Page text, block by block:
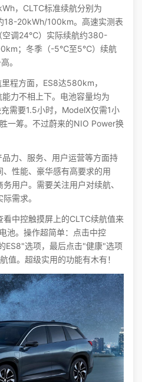
，CLTC标准续航分别为
20kWh/100km。高速实测表
空调24℃）实际续航约380-
；冬季（-5℃至5℃）续航
。
里程方面，ES8达580km，
力不相上下。电池容量均为
需要1.5小时，ModelX仅需1小
一筹。不过蔚来的NIO Power换
品力、服务、用户运营等方面持
性能、豪华感有高要求的用
用户。需要关注用户对续航、
需求。
看中控触摸屏上的CLTC续航值来
池。操作超简单：点击中控
ES8"选项，最后点击"健康"选项
值。超级实用的功能有木有！